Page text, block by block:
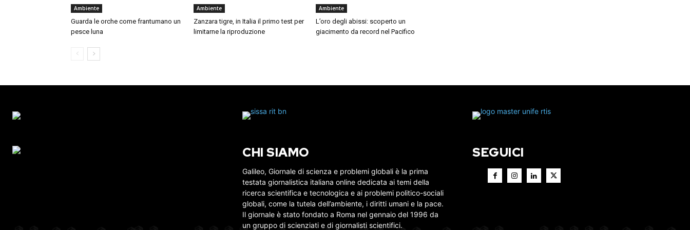
Ambiente
Guarda le orche come frantumano un
pesce luna
Ambiente
Zanzara tigre, in Italia il primo test per
limitarne la riproduzione
Ambiente
L’oro degli abissi: scoperto un
giacimento da record nel Pacifico
CHI SIAMO
Galileo, Giornale di scienza e problemi globali è la prima
testata giornalistica italiana online dedicata ai temi della
ricerca scientifica e tecnologica e ai problemi politico-sociali
globali, come la tutela dell’ambiente, i diritti umani e la pace.
Il giornale è stato fondato a Roma nel gennaio del 1996 da
un gruppo di scienziati e di giornalisti scientifici.
SEGUICI